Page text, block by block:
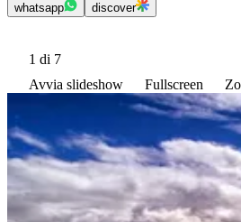
whatsapp discover
1 di 7
Avvia slideshow
Fullscreen